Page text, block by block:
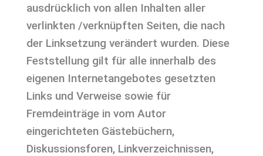
ausdrücklich von allen Inhalten aller
verlinkten /verknüpften Seiten, die nach
der Linksetzung verändert wurden. Diese
Feststellung gilt für alle innerhalb des
eigenen Internetangebotes gesetzten
Links und Verweise sowie für
Fremdeinträge in vom Autor
eingerichteten Gästebüchern,
Diskussionsforen, Linkverzeichnissen,